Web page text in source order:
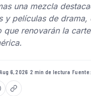
una mezcla
y películas de drama,
que renovarán la
Aug 6, 2026 ·2 min de lectura ·